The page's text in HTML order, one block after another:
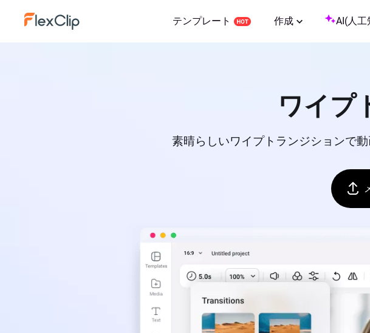
テンプレート 作成 AI(人工
ワイプ
素晴らしいワイプトランジションで